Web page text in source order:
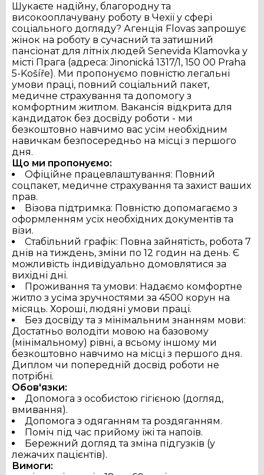
Українська Čeština Slovak
English
Шукаєте надійну, благородну та
високооплачувану роботу в Чехії у сфері
соціального догляду? Агенція Flovas запрошує
жінок на роботу в сучасний та затишний
пансіонат для літніх людей Senevida Klamovka у
місті Прага (адреса: Jinonická 1317/1, 150 00 Praha
5-Košíře). Ми пропонуємо повністю легальні
умови праці, повний соціальний пакет,
медичне страхування та допомогу з
комфортним житлом. Вакансія відкрита для
кандидаток без досвіду роботи - ми
безкоштовно навчимо вас усім необхідним
навичкам безпосередньо на місці з першого
дня.
Що ми пропонуємо:
Офіційне працевлаштування: Повний
соцпакет, медичне страхування та захист ваших
прав.
Візова підтримка: Повністю допомагаємо з
оформленням усіх необхідних документів та
візи.
Стабільний графік: Повна зайнятість, робота 7
днів на тиждень, зміни по 12 годин на день. Є
можливість індивідуально домовлятися за
вихідні дні.
Проживання та умови: Надаємо комфортне
житло з усіма зручностями за 4500 корун на
місяць. Хороші, людяні умови праці.
Без досвіду та з мінімальним знанням мови:
Достатньо володіти мовою на базовому
(мінімальному) рівні, а всьому іншому ми
безкоштовно навчимо на місці з першого дня.
Диплом чи попередній досвід роботи не
потрібні.
Обов'язки:
Допомога з особистою гігієною (догляд,
вмивання).
Допомога з одяганням та роздяганням.
Поміч під час прийому їжі та напоїв.
Бережний догляд та зміна підгузків (у
лежачих пацієнтів).
Вимоги: